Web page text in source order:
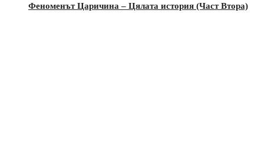
Феноменът Царичина – Цялата история (Част Втора)